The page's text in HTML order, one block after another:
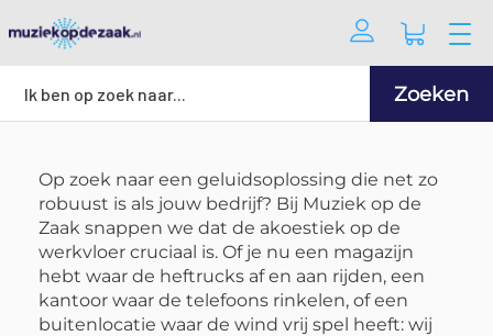
Zoeken
Op zoek naar een geluidsoplossing die net zo
robuust is als jouw bedrijf? Bij Muziek op de
Zaak snappen we dat de akoestiek op de
werkvloer cruciaal is. Of je nu een magazijn
hebt waar de heftrucks af en aan rijden, een
kantoor waar de telefoons rinkelen, of een
buitenlocatie waar de wind vrij spel heeft: wij